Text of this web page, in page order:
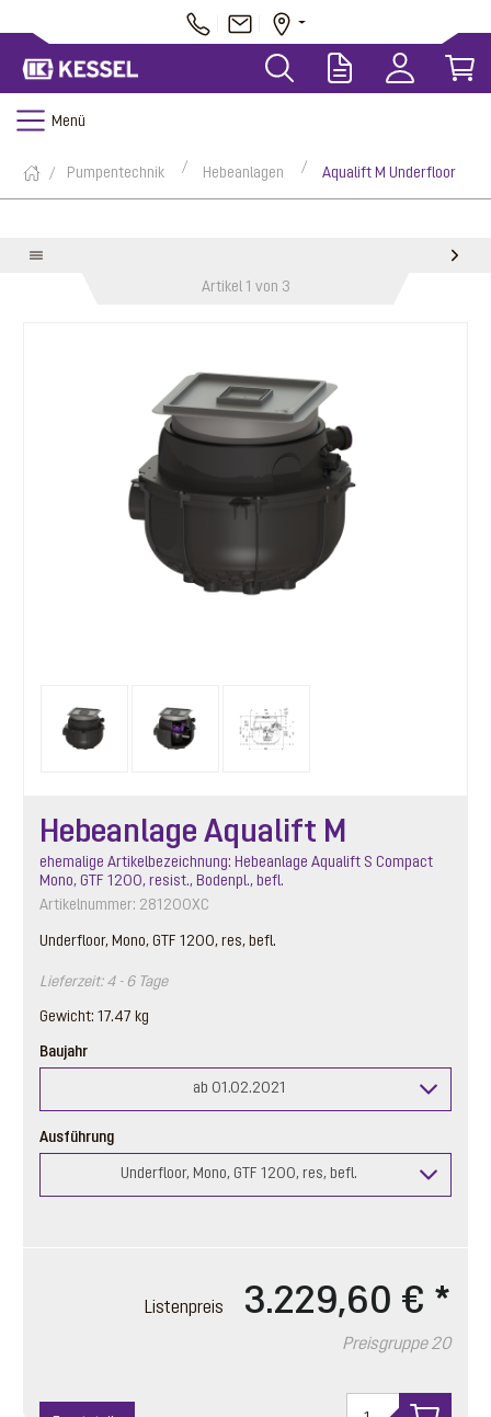
Menü
Pumpentechnik Hebeanlagen Aqualift M Underfloor
Artikel 1 von 3
Hebeanlage Aqualift M
ehemalige Artikelbezeichnung: Hebeanlage Aqualift S Compact
Mono, GTF 1200, resist., Bodenpl., befl.
Artikelnummer: 281200XC
Underfloor, Mono, GTF 1200, res, befl.
Lieferzeit: 4 - 6 Tage
Gewicht: 17.47 kg
Ausführung
Underfloor, Mono, GTF 1200, res, befl.
Baujahr
ab 01.02.2021
Listenpreis 3.229,60 € *
Preisgruppe 20